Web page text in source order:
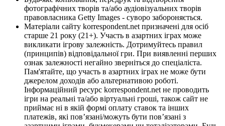
фотографічних творів та/або аудіовізуальних творів
правовласника Getty Images - суворо забороняється.
Матеріали сайту korrespondent.net призначені для осіб
старше 21 року (21+). Участь в азартних іграх може
викликати ігрову залежність. Дотримуйтесь правил
(принципів) відповідальної гри. При виявленні перших
ознак залежності негайно зверніться до спеціаліста.
Пам'ятайте, що участь в азартних іграх не може бути
джерелом доходів або альтернативою роботі.
Інформаційний ресурс korrespondent.net не проводить
ігри на реальні та/або віртуальні гроші, також сайт не
приймає ні в якій формі оплату ставок та інших
платежів, які пов’язані/можуть бути пов’язані з